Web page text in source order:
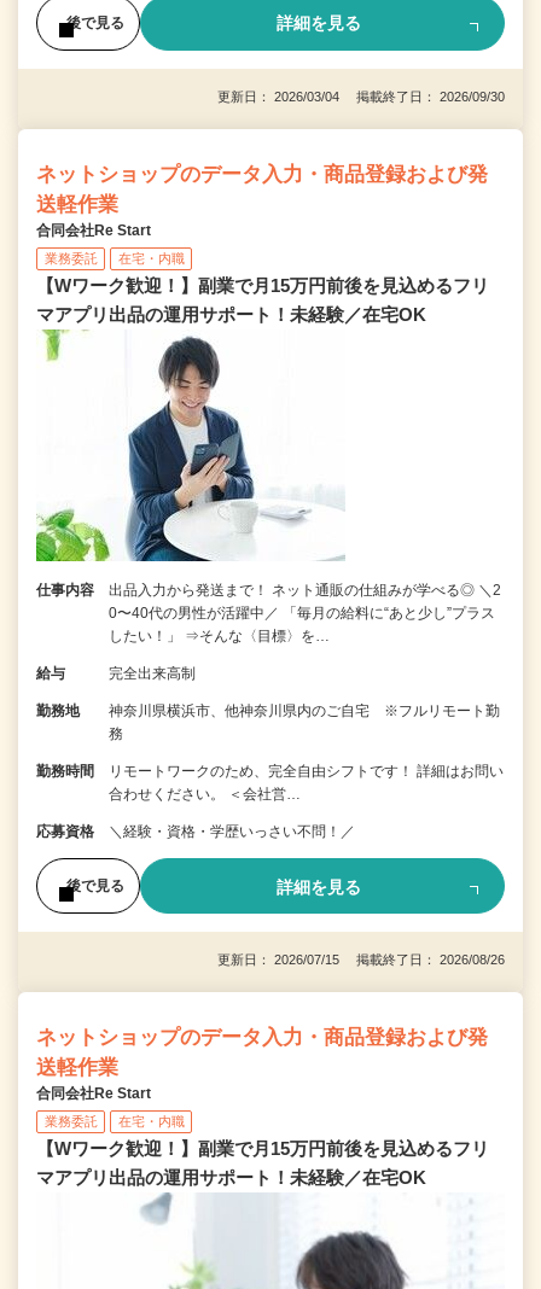
後で見る 詳細を見る
更新日： 2026/03/04 掲載終了日： 2026/09/30
ネットショップのデータ入力・商品登録および発
送軽作業
合同会社Re Start
業務委託 在宅・内職
【Wワーク歓迎！】副業で月15万円前後を見込めるフリ
マアプリ出品の運用サポート！未経験／在宅OK
仕事内容
出品入力から発送まで！ ネット通販の仕組みが学べる◎ ＼2
0〜40代の男性が活躍中／ 「毎月の給料に“あと少し”プラス
したい！」 ⇒そんな〈目標〉を…
給与 完全出来高制
勤務地
神奈川県横浜市、他神奈川県内のご自宅 ※フルリモート勤
務
勤務時間
リモートワークのため、完全自由シフトです！ 詳細はお問い
合わせください。 ＜会社営…
応募資格 ＼経験・資格・学歴いっさい不問！／
後で見る 詳細を見る
更新日： 2026/07/15 掲載終了日： 2026/08/26
ネットショップのデータ入力・商品登録および発
送軽作業
合同会社Re Start
業務委託 在宅・内職
【Wワーク歓迎！】副業で月15万円前後を見込めるフリ
マアプリ出品の運用サポート！未経験／在宅OK